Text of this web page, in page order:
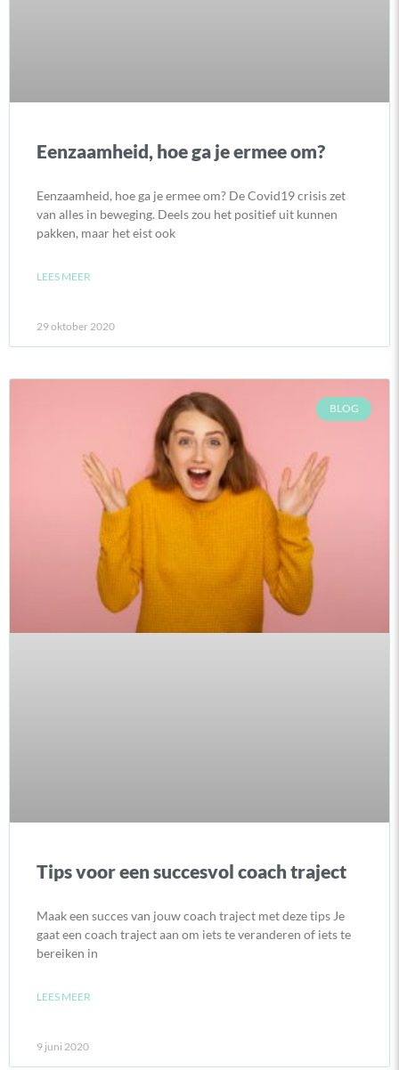
Eenzaamheid, hoe ga je ermee om?
Eenzaamheid, hoe ga je ermee om? De Covid19 crisis zet
van alles in beweging. Deels zou het positief uit kunnen
pakken, maar het eist ook
LEES MEER
29 oktober 2020
BLOG
Tips voor een succesvol coach traject
Maak een succes van jouw coach traject met deze tips Je
gaat een coach traject aan om iets te veranderen of iets te
bereiken in
LEES MEER
9 juni 2020